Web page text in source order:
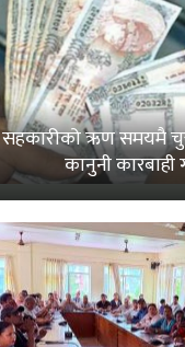
सहकारीको ऋण समयमै
कानुनी कारबाही